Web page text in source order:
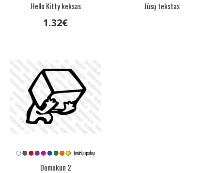
Hello Kitty keksas
1.32€
Jūsų tekstas
Domokun 2